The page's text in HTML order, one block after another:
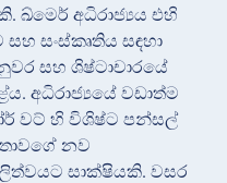
ඛ්මෙර් අධිරාජ්‍යය එහි
සංස්කෘතිය සඳහා
සහ ශිෂ්ටාචාරයේ
අධිරාජ්‍යයේ වඩාත්ම
වට් හි විශිෂ්ට පන්සල්
නව
සාක්ෂියකි. වසර